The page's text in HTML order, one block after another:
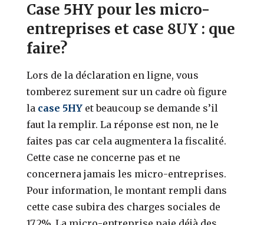
Case 5HY pour les micro-
entreprises et case 8UY : que
faire?
Lors de la déclaration en ligne, vous
tomberez surement sur un cadre où figure
la case 5HY et beaucoup se demande s’il
faut la remplir. La réponse est non, ne le
faites pas car cela augmentera la fiscalité.
Cette case ne concerne pas et ne
concernera jamais les micro-entreprises.
Pour information, le montant rempli dans
cette case subira des charges sociales de